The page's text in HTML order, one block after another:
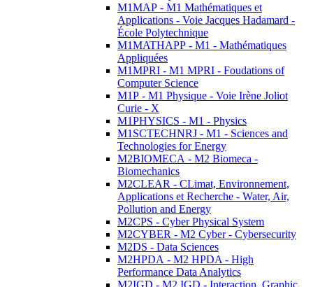
M1MAP - M1 Mathématiques et
Applications - Voie Jacques Hadamard -
École Polytechnique
M1MATHAPP - M1 - Mathématiques
Appliquées
M1MPRI - M1 MPRI - Foudations of
Computer Science
M1P - M1 Physique - Voie Irène Joliot
Curie - X
M1PHYSICS - M1 - Physics
M1SCTECHNRJ - M1 - Sciences and
Technologies for Energy
M2BIOMECA - M2 Biomeca -
Biomechanics
M2CLEAR - CLimat, Environnement,
Applications et Recherche - Water, Air,
Pollution and Energy
M2CPS - Cyber Physical System
M2CYBER - M2 Cyber - Cybersecurity
M2DS - Data Sciences
M2HPDA - M2 HPDA - High
Performance Data Analytics
M2IGD - M2 IGD - Interaction, Graphic